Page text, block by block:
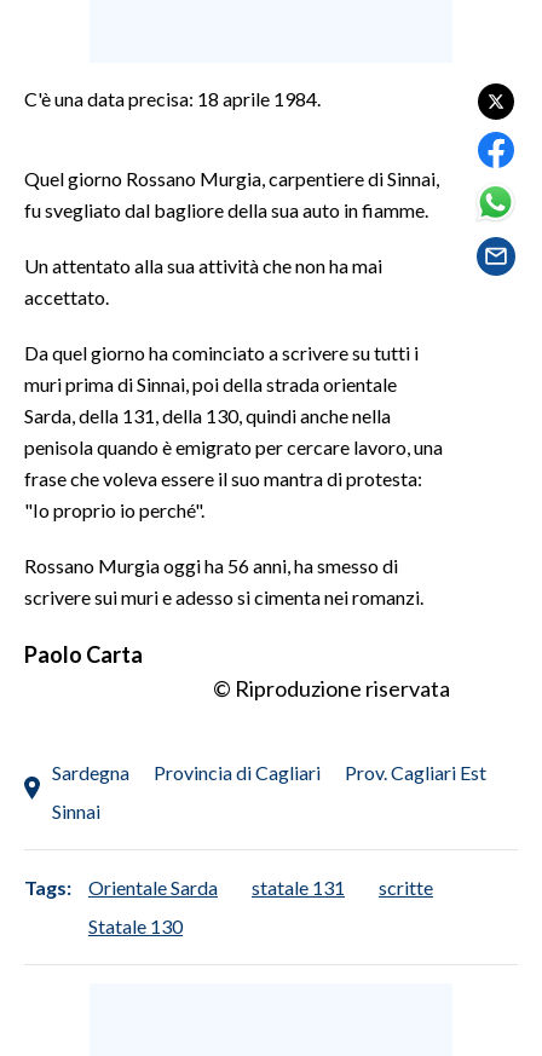
SPETTACOLI
SALUTE
SARDEGNA TURISMO
SARDI NEL MONDO
NOTIZIE
ABBONATI
ANNUNCI
PUBBLICITÀ
C'è una data precisa: 18 aprile 1984.
Quel giorno Rossano Murgia, carpentiere di Sinnai,
fu svegliato dal bagliore della sua auto in fiamme.
Un attentato alla sua attività che non ha mai
accettato.
Da quel giorno ha cominciato a scrivere su tutti i
muri prima di Sinnai, poi della strada orientale
Sarda, della 131, della 130, quindi anche nella
penisola quando è emigrato per cercare lavoro, una
frase che voleva essere il suo mantra di protesta:
"Io proprio io perché".
Rossano Murgia oggi ha 56 anni, ha smesso di
scrivere sui muri e adesso si cimenta nei romanzi.
Paolo Carta
© Riproduzione riservata
Sardegna Provincia di Cagliari
Prov. Cagliari Est
Sinnai
Tags: Orientale Sarda statale 131
scritte
Statale 130